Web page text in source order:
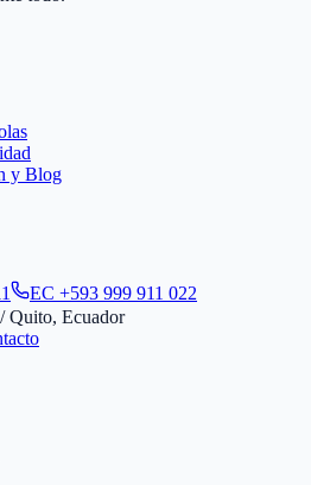
y Blog
EC +593 999 911 022
Quito, Ecuador